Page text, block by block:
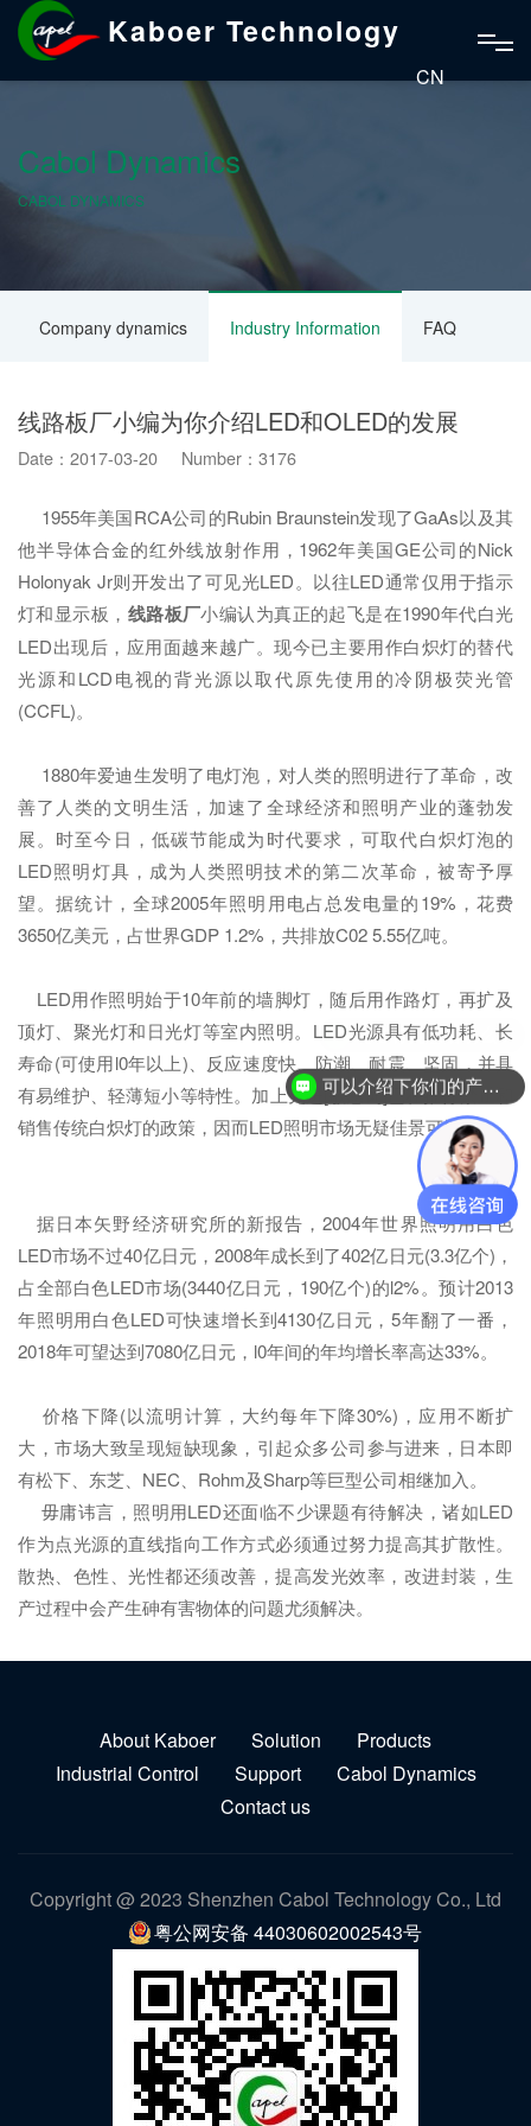
Kaboer Technology
CN
Cabol Dynamics
CABOL DYNAMICS
Company dynamics Industry Information FAQ
线路板厂小编为你介绍LED和OLED的发展
Date：2017-03-20 Number：3176
1955年美国RCA公司的Rubin Braunstein发现了GaAs以及其
他半导体合金的红外线放射作用，1962年美国GE公司的Nick
Holonyak Jr则开发出了可见光LED。以往LED通常仅用于指示
灯和显示板， 线路板厂小编认为真正的起飞是在1990年代白光
LED出现后，应用面越来越广。现今已主要用作白炽灯的替代
光源和LCD电视的背光源以取代原先使用的冷阴极荧光管
(CCFL)。
1880年爱迪生发明了电灯泡，对人类的照明进行了革命，改
善了人类的文明生活，加速了全球经济和照明产业的蓬勃发
展。时至今日，低碳节能成为时代要求，可取代白炽灯泡的
LED照明灯具，成为人类照明技术的第二次革命，被寄予厚
望。据统计，全球2005年照明用电占总发电量的19%，花费
3650亿美元，占世界GDP 1.2%，共排放C02 5.55亿吨。
LED用作照明始于10年前的墙脚灯，随后用作路灯，再扩及
顶灯、聚光灯和日光灯等室内照明。LED光源具有低功耗、长
寿命(可使用l0年以上)、反应速度快、防潮、耐震、坚固，并具
有易维护、轻薄短小等特性。加上先进[敏感词]已在推行禁止和
销售传统白炽灯的政策，因而LED照明市场无疑佳景可期。
据日本矢野经济研究所的新报告，2004年世界照明用白色
LED市场不过40亿日元，2008年成长到了402亿日元(3.3亿个)，
占全部白色LED市场(3440亿日元，190亿个)的l2%。预计2013
年照明用白色LED可快速增长到4130亿日元，5年翻了一番，
2018年可望达到7080亿日元，l0年间的年均增长率高达33%。
价格下降(以流明计算，大约每年下降30%)，应用不断扩
大，市场大致呈现短缺现象，引起众多公司参与进来，日本即
有松下、东芝、NEC、Rohm及Sharp等巨型公司相继加入。
毋庸讳言，照明用LED还面临不少课题有待解决，诸如LED
作为点光源的直线指向工作方式必须通过努力提高其扩散性。
散热、色性、光性都还须改善，提高发光效率，改进封装，生
产过程中会产生砷有害物体的问题尤须解决。
About Kaboer Solution
Products
Industrial Control
Support
Cabol Dynamics
Contact us
Copyright @ 2023 Shenzhen Cabol Technology Co., Ltd
粤公网安备 44030602002543号
可以介绍下你们的产品么？